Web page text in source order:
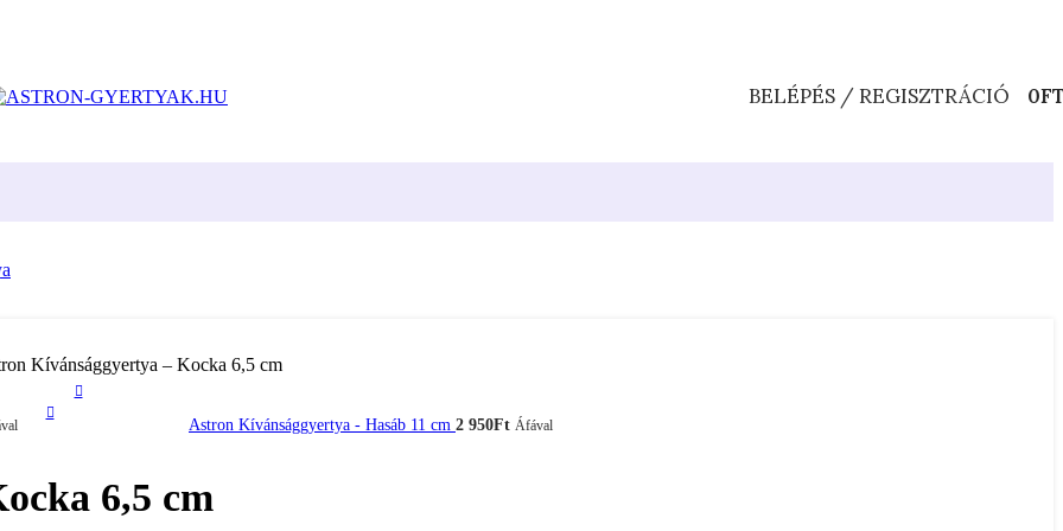
BELÉPÉS / REGISZTRÁCIÓ 0
Kívánsággyertya – Kocka 6,5 ​​cm
Astron Kívánsággyertya - Hasáb 11 cm 2 950Ft Áfával
6,5 ​​cm